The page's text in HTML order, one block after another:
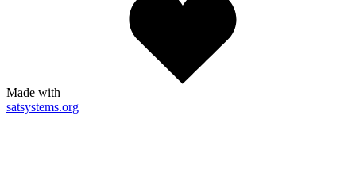
Made with
satsystems.org